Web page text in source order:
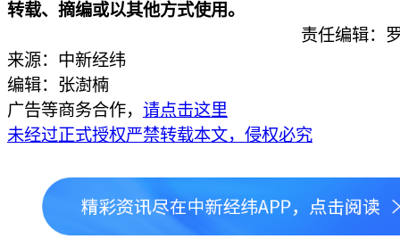
转载、摘编或以其他方式使用。
责任编辑：
来源：中新经纬
编辑：张澍楠
广告等商务合作， 请点击这里
未经过正式授权严禁转载本文，侵权必究